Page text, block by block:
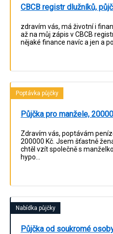
CBCB registr dlužníků,
zdravím vás, má životní i
až na můj zápis v CBCB
nějaké finance navíc a jen a
Poptávka půjčky
Půjčka pro manžele,
Zdravím vás, poptávám
200000 Kč. Jsem šťastně
chtěl vzít společně s
hypo…
Nabídka půjčky
Půjčka od soukromé